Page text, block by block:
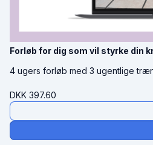
Forløb for dig som vil styrke din
4 ugers forløb med 3 ugentlige
DKK 397.60